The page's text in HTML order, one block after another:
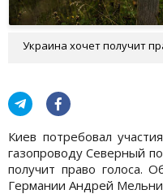
Украина хочет получит
Киев потребовал
газопроводу Северный
получит право голоса.
Германии Андрей